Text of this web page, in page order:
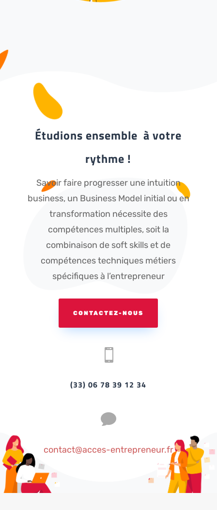
Étudions ensemble à votre
rythme !
Savoir faire progresser une intuition
business, un Business Model initial ou en
transformation nécessite des
compétences multiples, soit la
combinaison de soft skills et de
compétences techniques métiers
spécifiques à l’entrepreneur
CONTACTEZ-NOUS

(33) 06 78 39 12 34

contact@acces-entrepreneur.fr